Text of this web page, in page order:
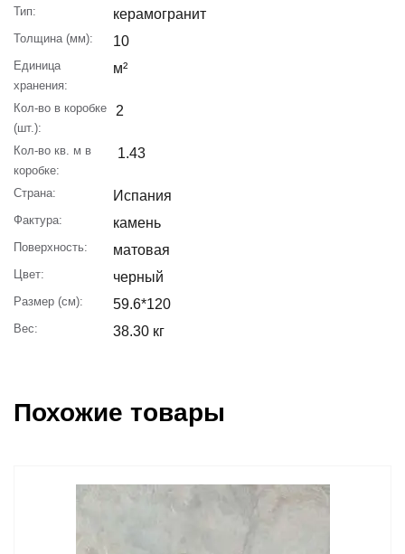
Тип: керамогранит
Толщина (мм): 10
Единица
хранения:
м²
Кол-во в коробке
(шт.):
2
Кол-во кв. м в
коробке:
1.43
Страна: Испания
Фактура: камень
Поверхность: матовая
Цвет: черный
Размер (см): 59.6*120
Вес: 38.30 кг
Похожие товары